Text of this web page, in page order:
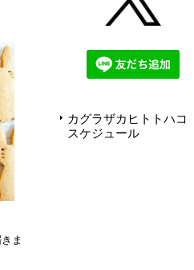
ま
カグラザカヒトトハコ
スケジュール